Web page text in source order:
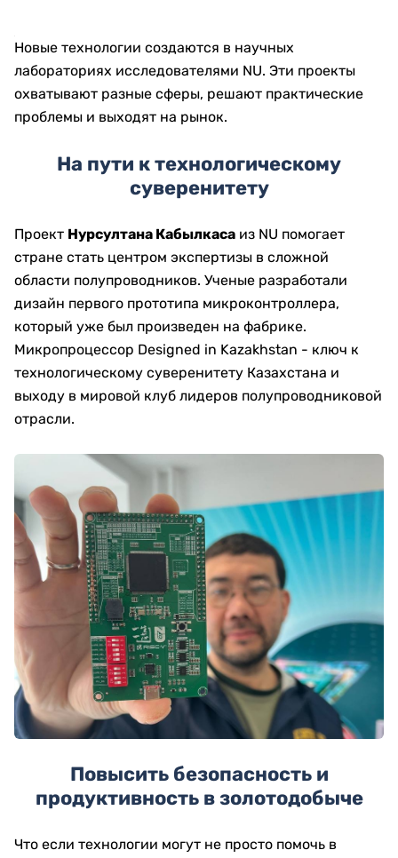
Новые технологии создаются в научных
лабораториях исследователями NU. Эти проекты
охватывают разные сферы, решают практические
проблемы и выходят на рынок.
На пути к технологическому
суверенитету
Проект Нурсултана Кабылкаса из NU помогает
стране стать центром экспертизы в сложной
области полупроводников. Ученые разработали
дизайн первого прототипа микроконтроллера,
который уже был произведен на фабрике.
Микропроцессор Designed in Kazakhstan - ключ к
технологическому суверенитету Казахстана и
выходу в мировой клуб лидеров полупроводниковой
отрасли.
Повысить безопасность и
продуктивность в золотодобыче
Что если технологии могут не просто помочь в